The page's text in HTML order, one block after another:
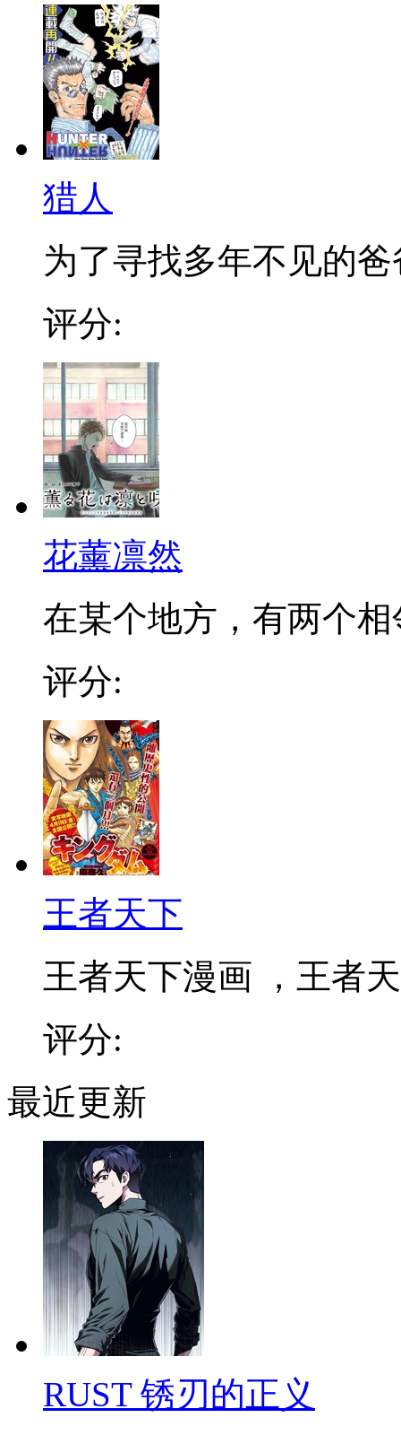
猎人
为了寻找多年不见的爸
评分:
花薰凛然
在某个地方，有两个相
评分:
王者天下
王者天下漫画 ，王者
评分:
最近更新
RUST 锈刃的正义